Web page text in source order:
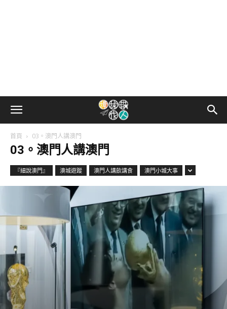
首頁 03。澳門人講澳門
03。澳門人講澳門
『細說澳門』 澳城遊蹤 澳門人講飲講食 澳門小城大事